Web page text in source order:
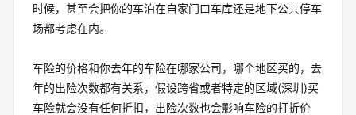
时候，甚至会把你的车泊在自家门口车库还是地下公共停车
场都考虑在内。
车险的价格和你去年的车险在哪家公司，哪个地区买的，去
年的出险次数都有关系，假设跨省或者特定的区域(深圳)买
车险就会没有任何折扣，出险次数也会影响车险的打折价